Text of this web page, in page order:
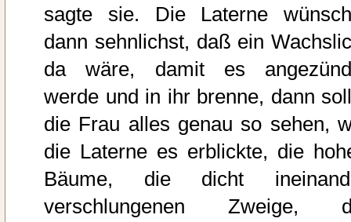
sagte sie. Die Laterne
dann sehnlichst, daß ein
da wäre, damit es
werde und in ihr brenne, dann
die Frau alles genau so sehen,
die Laterne es erblickte, die
Bäume, die dicht
verschlungenen Zweige,